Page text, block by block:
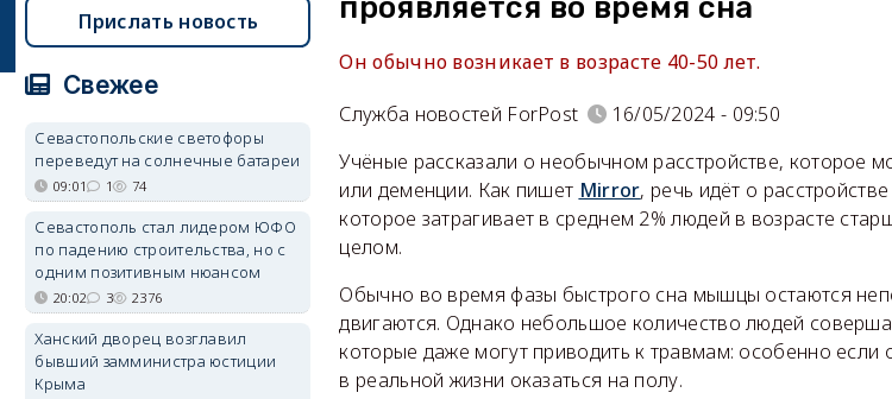
проявляется во время сна
Он обычно возникает в возрасте 40-50 лет.
Служба новостей ForPost
16/05/2024 - 09:50
Учёные рассказали о необычном расстройстве, которое
или деменции. Как пишет Mirror, речь идёт о
которое затрагивает в среднем 2% людей в возрасте
целом.
Обычно во время фазы быстрого сна мышцы остаются
двигаются. Однако небольшое количество людей
которые даже могут приводить к травмам: особенно если
в реальной жизни оказаться на полу.
Прислать новость
Свежее
Севастопольские светофоры
переведут на солнечные батареи
09:01 1 74
Севастополь стал лидером ЮФО
по падению строительства, но с
одним позитивным нюансом
20:02 3 2376
Ханский дворец возглавил
бывший замминистра юстиции
Крыма